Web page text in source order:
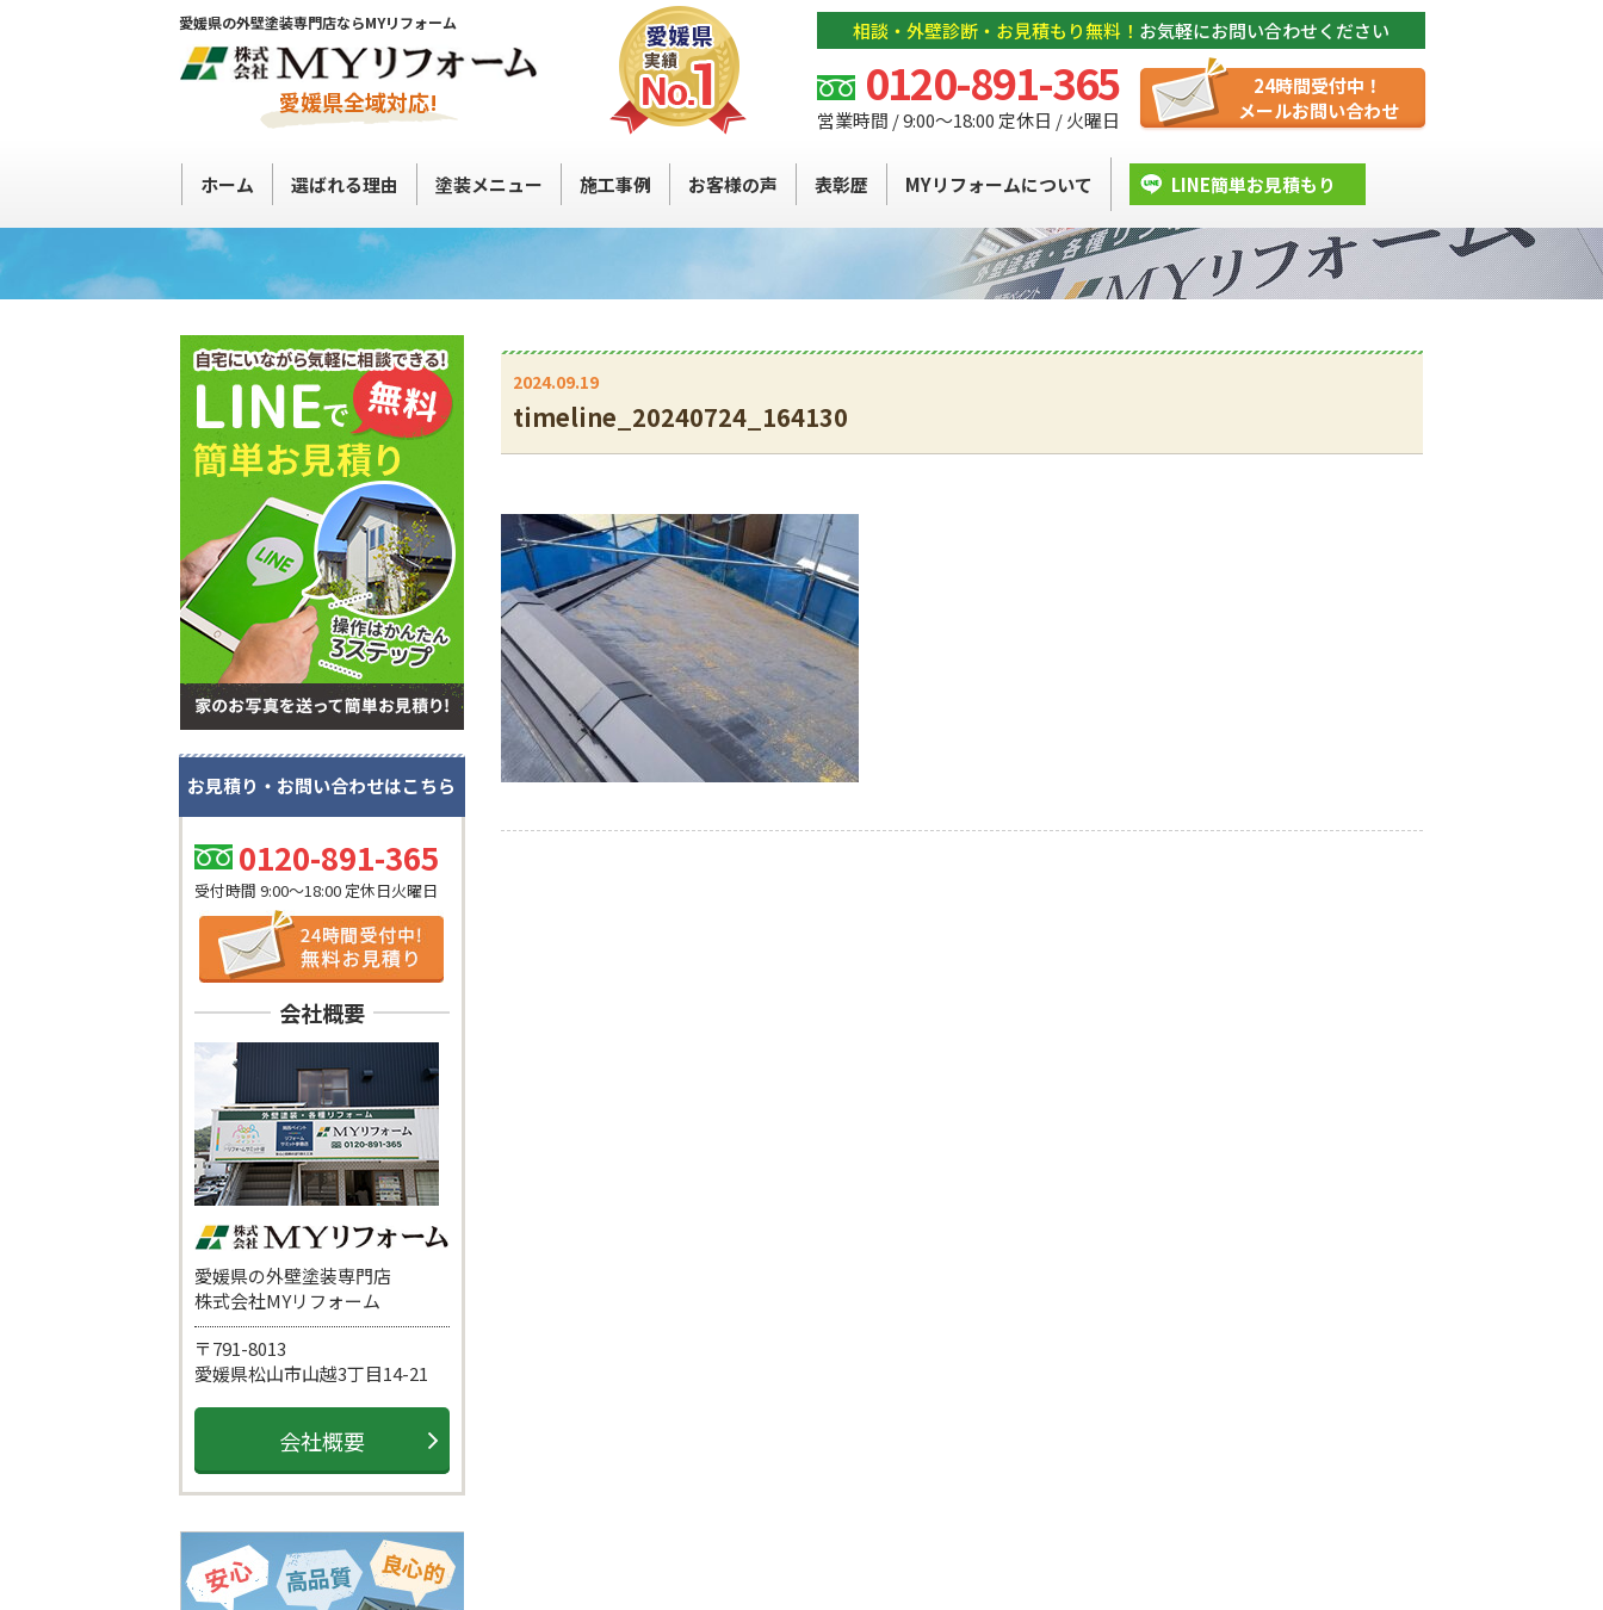
愛媛県の外壁塗装専門店ならMYリフォーム
愛媛県全域対応!
相談・外壁診断・お見積もり無料！ お気軽にお問い合わせください
0120-891-365
営業時間 / 9:00～18:00 定休日 / 火曜日
24時間受付中！
メールお問い合わせ
ホーム 選ばれる理由 塗装メニュー 施工事例 お客様の声 表彰歴 MYリフォームについて LINE簡単お見積もり
2024.09.19
timeline_20240724_164130
お見積り・お問い合わせはこちら
0120-891-365
受付時間 9:00～18:00 定休日火曜日
会社概要
愛媛県の外壁塗装専門店
株式会社MYリフォーム
〒791-8013
愛媛県松山市山越3丁目14-21
会社概要